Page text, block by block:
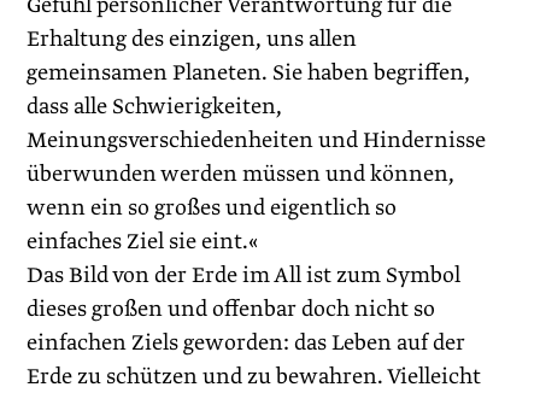
Erhaltung des einzigen, uns allen
gemeinsamen Planeten. Sie haben begriffen,
dass alle Schwierig­keiten,
Meinungsverschiedenheiten und Hindernisse
überwunden werden müssen und können,
wenn ein so großes und eigentlich so
einfaches Ziel sie eint.«
Das Bild von der Erde im All ist zum Symbol
dieses großen und offenbar doch nicht so
einfachen Ziels geworden: das Leben auf der
Erde zu schützen und zu bewahren. Vielleicht